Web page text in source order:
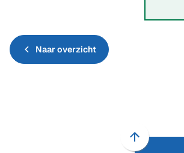
Naar overzicht
Scroll